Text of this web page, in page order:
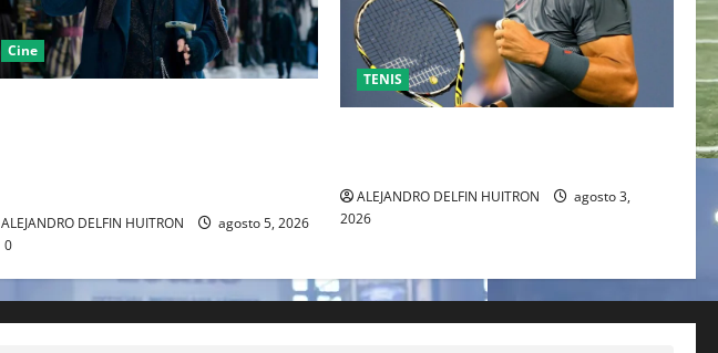
Cine
ALEJANDRO DELFIN HUITRON
agosto 5, 2026
0
TENIS
ALEJANDRO DELFIN HUITRON
agosto 3,
2026